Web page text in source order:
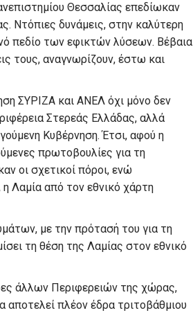
Θεσσαλίας επεδίωκαν
Ντόπιες δυνάμεις, στην καλύτερη
πεδίο των εφικτών λύσεων. Βέβαια
τους, αναγνωρίζουν, έστω και
ΣΥΡΙΖΑ και ΑΝΕΛ όχι μόνο δεν
Στερεάς Ελλάδας, αλλά
Κυβέρνηση. Έτσι, αφού η
πρωτοβουλίες για τη
οι σχετικοί πόροι, ενώ
Λαμία από τον εθνικό χάρτη
με την πρότασή του για τη
τη θέση της Λαμίας στον εθνικό
άλλων Περιφερειών της χώρας,
αποτελεί πλέον έδρα τριτοβάθμιου